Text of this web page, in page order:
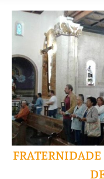
FRATERNIDADE